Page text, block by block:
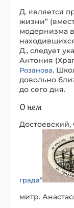
Д. является
жизни”
модернизма
Д., следует
Антония
Розанова.
довольно
до сего дня.
О нем
града”
митр.